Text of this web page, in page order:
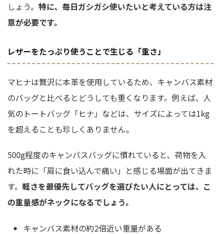
しょう。 特に、毎日ガシガシ使いたいと考えている方は注
意が必要です。
レザーをたっぷり使うことで生じる「重さ」
マヒナは贅沢に本革を使用しているため、キャンバス素材
のバッグと比べるとどうしても重くなります。例えば、人
気のトートバッグ「ヒナ」などは、サイズによっては1kg
を超えることも珍しくありません。
500g程度のキャンバスバッグに慣れていると、荷物を入
れた時に「肩に食い込んで痛い」と感じる場面が出てきま
す。 軽さを最優先してバッグを選びたい人にとっては、こ
の重量感がネックになるでしょう。
キャンバス素材の約2倍近い重量がある